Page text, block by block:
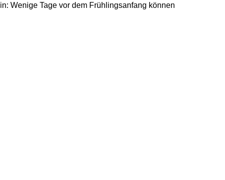
Wenige Tage vor dem Frühlingsanfang können